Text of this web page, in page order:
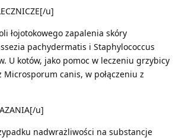
u]
łojotokowego zapalenia skóry
pachydermatis i Staphylococcus
U kotów, jako pomoc w leczeniu grzybicy
Microsporum canis, w połączeniu z
u]
nadwrażliwości na substancje